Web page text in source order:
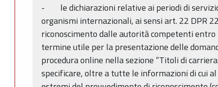
- le dichiarazioni relative ai periodi di
organismi internazionali, ai sensi art. 22 DPR
riconoscimento dalle autorità competenti entro
termine utile per la presentazione delle
procedura online nella sezione “Titoli di
specificare, oltre a tutte le informazioni di cui